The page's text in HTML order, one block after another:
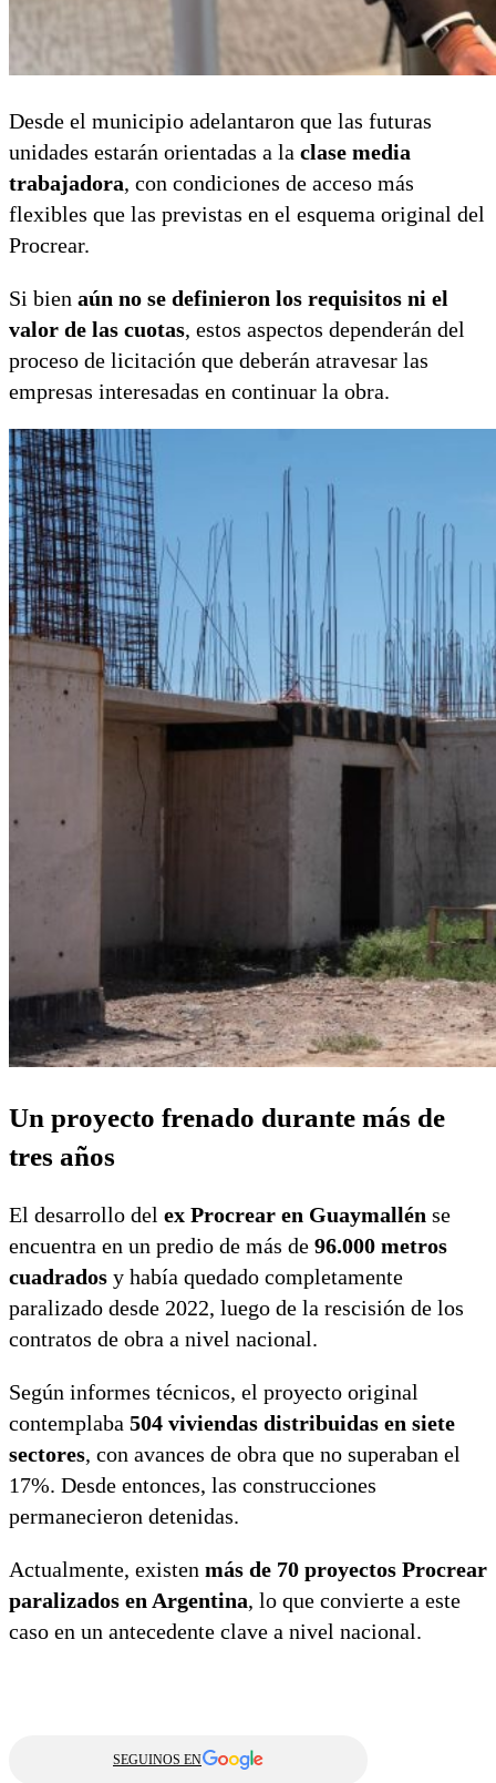
Desde el municipio adelantaron que las futuras
unidades estarán orientadas a la clase media
trabajadora, con condiciones de acceso más
flexibles que las previstas en el esquema original del
Procrear.
Si bien aún no se definieron los requisitos ni el
valor de las cuotas, estos aspectos dependerán del
proceso de licitación que deberán atravesar las
empresas interesadas en continuar la obra.
Un proyecto frenado durante más de
tres años
El desarrollo del ex Procrear en Guaymallén se
encuentra en un predio de más de 96.000 metros
cuadrados y había quedado completamente
paralizado desde 2022, luego de la rescisión de los
contratos de obra a nivel nacional.
Según informes técnicos, el proyecto original
contemplaba 504 viviendas distribuidas en siete
sectores, con avances de obra que no superaban el
17%. Desde entonces, las construcciones
permanecieron detenidas.
Actualmente, existen más de 70 proyectos Procrear
paralizados en Argentina, lo que convierte a este
caso en un antecedente clave a nivel nacional.
SEGUINOS EN